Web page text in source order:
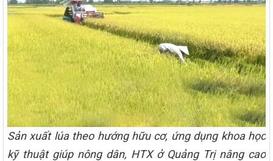
Sản xuất lúa theo hướng hữu cơ, ứng dụng khoa học
kỹ thuật giúp nông dân, HTX ở Quảng Trị nâng cao